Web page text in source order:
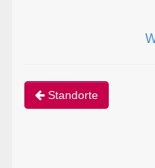
Standorte